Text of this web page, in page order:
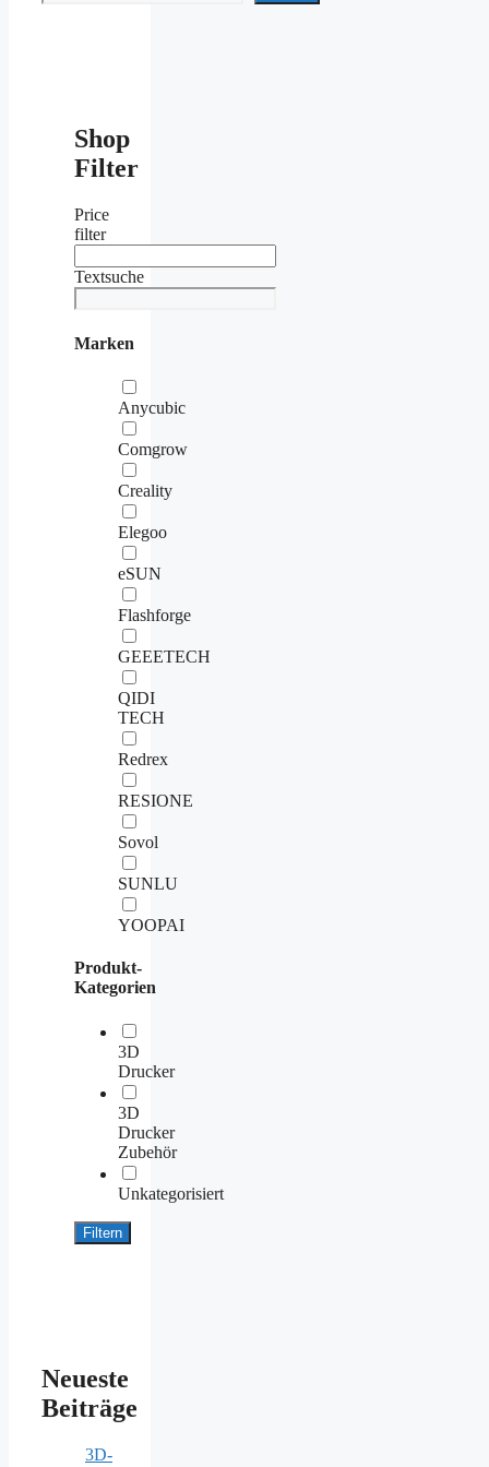
Shop
Filter
Price
filter
Textsuche
Marken
Anycubic
Comgrow
Creality
Elegoo
eSUN
Flashforge
GEEETECH
QIDI
TECH
Redrex
RESIONE
Sovol
SUNLU
YOOPAI
Produkt-
Kategorien
3D
Drucker
3D
Drucker
Zubehör
Unkategorisiert
Filtern
Neueste
Beiträge
3D-